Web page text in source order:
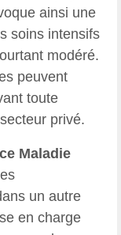
ainsi une
soins intensifs
modéré.
peuvent
toute
privé.
Maladie
un autre
en charge